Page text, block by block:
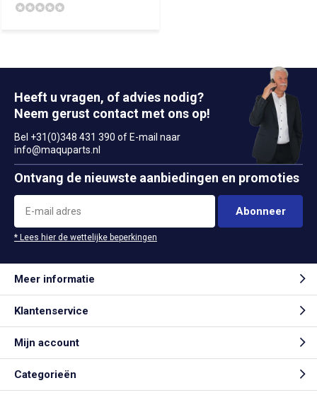
Heeft u vragen, of advies nodig?
Neem gerust contact met ons op!
Bel +31(0)348 431 390 of E-mail naar
info@maquparts.nl
Ontvang de nieuwste aanbiedingen en promoties
Abonneer
* Lees hier de wettelijke beperkingen
Meer informatie
Klantenservice
Mijn account
Categorieën